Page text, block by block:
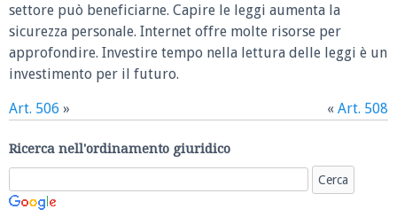
settore può beneficiarne. Capire le leggi aumenta la
sicurezza personale. Internet offre molte risorse per
approfondire. Investire tempo nella lettura delle leggi è un
investimento per il futuro.
Art. 506 » « Art. 508
Ricerca nell'ordinamento giuridico